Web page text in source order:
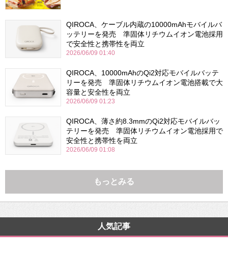
QIROCA、ケーブル内蔵の10000mAhモバイルバ
ッテリーを発売 準固体リチウムイオン電池採用
で安全性と携帯性を両立
2026/06/09 01:40
QIROCA、10000mAhのQi2対応モバイルバッテ
リーを発売 準固体リチウムイオン電池搭載で大
容量と安全性を両立
2026/06/09 01:23
QIROCA、薄さ約8.3mmのQi2対応モバイルバッ
テリーを発売 準固体リチウムイオン電池採用で
安全性と携帯性を両立
2026/06/09 01:08
もっとみる
人気記事